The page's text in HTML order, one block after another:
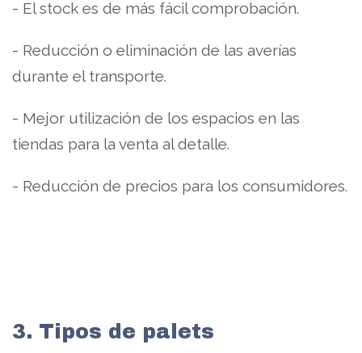
- El stock es de más fácil comprobación.
- Reducción o eliminación de las averías
durante el transporte.
- Mejor utilización de los espacios en las
tiendas para la venta al detalle.
- Reducción de precios para los consumidores.
3. Tipos de palets